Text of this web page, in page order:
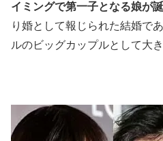
イミングで第一子となる娘が
り婚として報じられた結婚で
ルのビッグカップルとして大